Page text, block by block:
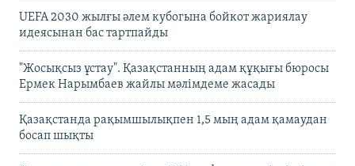
UEFA 2030 жылғы әлем кубогына бойкот жариялау
идеясынан бас тартпайды
"Жосықсыз ұстау". Қазақстанның адам құқығы бюросы
Ермек Нарымбаев жайлы мәлімдеме жасады
Қазақстанда рақымшылықпен 1,5 мың адам қамаудан
босап шықты